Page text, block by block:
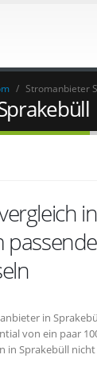
/ Stromanbieter
in
in
von ein paar
in Sprakebüll